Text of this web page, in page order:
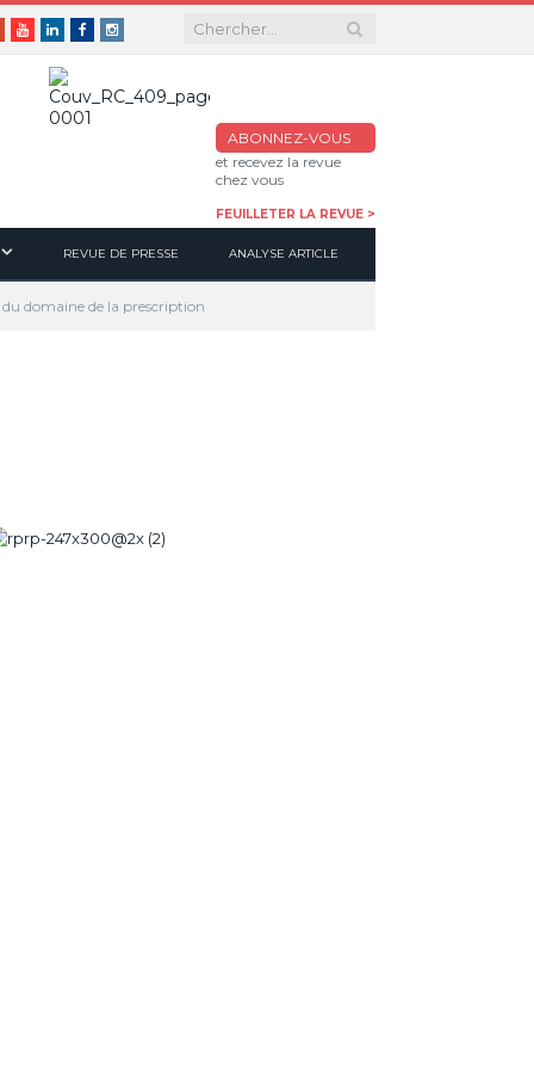
YoutubeLinkedinFacebookInstagram
ABONNEZ-VOUS
et recevez la revue
chez vous
FEUILLETER LA REVUE >
REVUE DE PRESSE ANALYSE ARTICLE
domaine de la prescription